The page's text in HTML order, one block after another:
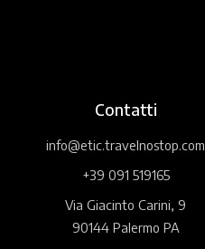
Contatti
info@etic.travelnostop.com
+39 091 519165
Via Giacinto Carini, 9
90144 Palermo PA